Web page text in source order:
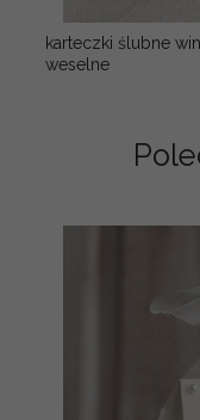
karteczki ślubne
weselne